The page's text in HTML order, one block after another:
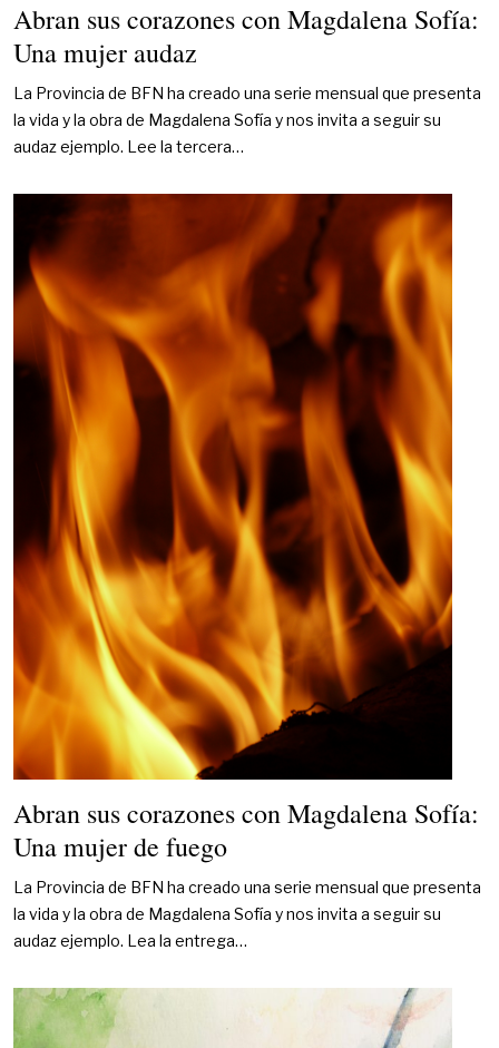
Abran sus corazones con Magdalena Sofía:
Una mujer audaz
La Provincia de BFN ha creado una serie mensual que presenta
la vida y la obra de Magdalena Sofía y nos invita a seguir su
audaz ejemplo. Lee la tercera…
Abran sus corazones con Magdalena Sofía:
Una mujer de fuego
La Provincia de BFN ha creado una serie mensual que presenta
la vida y la obra de Magdalena Sofía y nos invita a seguir su
audaz ejemplo. Lea la entrega…